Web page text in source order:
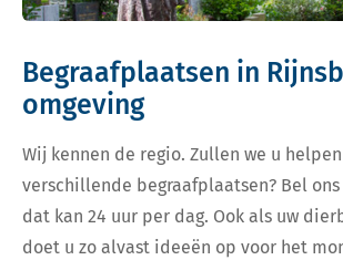
Begraafplaatsen in
omgeving
Wij kennen de regio. Zullen we u
verschillende begraafplaatsen? Bel
dat kan 24 uur per dag. Ook als uw
doet u zo alvast ideeën op voor het